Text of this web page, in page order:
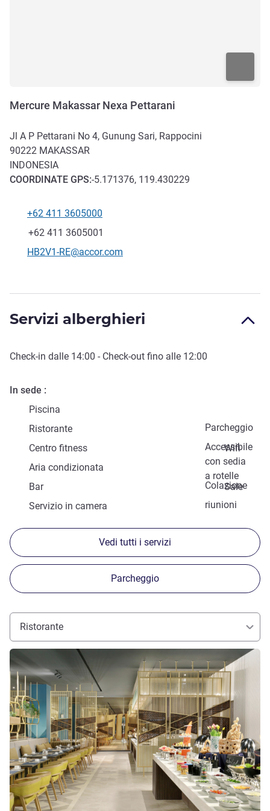
Mercure Makassar Nexa Pettarani
Jl A P Pettarani No 4, Gunung Sari, Rappocini
90222 MAKASSAR
INDONESIA
COORDINATE GPS:-5.171376, 119.430229
Telefono
+62 411 3605000
Fax
+62 411 3605001
E-mail di contatto
HB2V1-RE@accor.com
Servizi alberghieri
Check-in dalle 14:00 - Check-out fino alle 12:00
In sede
Piscina
Parcheggio
Ristorante
Accessibile
con sedia
a rotelle
Centro fitness
Wifi
Aria condizionata
Colazione
Bar
Sale
riunioni
Servizio in camera
Vedi tutti i servizi
Parcheggio
Ristorante
Visualizza dettagli